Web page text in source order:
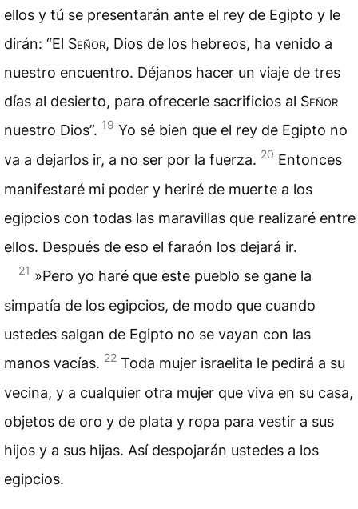
ellos y tú se presentarán ante el rey de Egipto y le
dirán: “El Señor, Dios de los hebreos, ha venido a
nuestro encuentro. Déjanos hacer un viaje de tres
días al desierto, para ofrecerle sacrificios al Señor
nuestro Dios”. 19 Yo sé bien que el rey de Egipto no
va a dejarlos ir, a no ser por la fuerza. 20 Entonces
manifestaré mi poder y heriré de muerte a los
egipcios con todas las maravillas que realizaré entre
ellos. Después de eso el faraón los dejará ir.
21 »Pero yo haré que este pueblo se gane la
simpatía de los egipcios, de modo que cuando
ustedes salgan de Egipto no se vayan con las
manos vacías. 22 Toda mujer israelita le pedirá a su
vecina, y a cualquier otra mujer que viva en su casa,
objetos de oro y de plata y ropa para vestir a sus
hijos y a sus hijas. Así despojarán ustedes a los
egipcios.